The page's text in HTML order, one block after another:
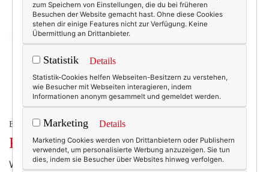
BEAUTY & FASHION
Kaschmir. Statt Halstabletten.
Was habe ich heute im Büro an den Zehen gefroren!
zum Speichern von Einstellungen, die du bei früheren
Besuchen der Website gemacht hast. Ohne diese Cookies
stehen dir einige Features nicht zur Verfügung. Keine
Übermittlung an Drittanbieter.
Statistik Details
Statistik-Cookies helfen Webseiten-Besitzern zu verstehen,
wie Besucher mit Webseiten interagieren, indem
Informationen anonym gesammelt und gemeldet werden.
Marketing Details
Marketing Cookies werden von Drittanbietern oder Publishern
verwendet, um personalisierte Werbung anzuzeigen. Sie tun
dies, indem sie Besucher über Websites hinweg verfolgen.